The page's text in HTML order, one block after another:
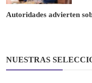
Autoridades advierten
NUESTRAS